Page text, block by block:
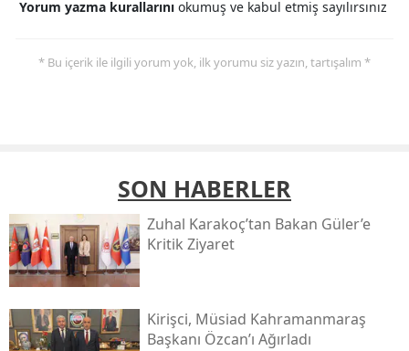
Yorum yazma kurallarını okumuş ve kabul etmiş sayılırsınız
* Bu içerik ile ilgili yorum yok, ilk yorumu siz yazın, tartışalım *
SON HABERLER
Zuhal Karakoç’tan Bakan Güler’e
Kritik Ziyaret
Kirişci, Müsi̇ad Kahramanmaraş
Başkanı Özcan’ı Ağırladı